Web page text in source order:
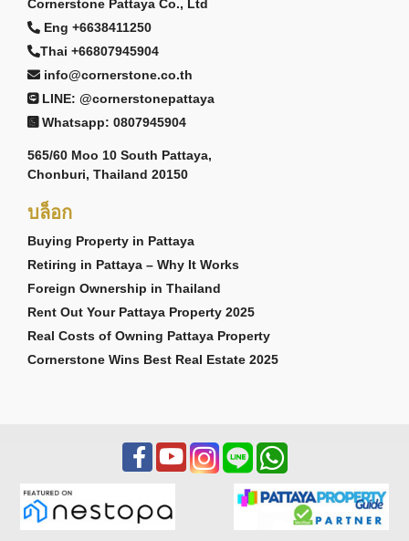
Cornerstone Pattaya Co., Ltd
Eng +6638411250
Thai +66807945904
info@cornerstone.co.th
LINE: @cornerstonepattaya
Whatsapp: 0807945904
565/60 Moo 10 South Pattaya,
Chonburi, Thailand 20150
บล็อก
Buying Property in Pattaya
Retiring in Pattaya – Why It Works
Foreign Ownership in Thailand
Rent Out Your Pattaya Property 2025
Real Costs of Owning Pattaya Property
Cornerstone Wins Best Real Estate 2025